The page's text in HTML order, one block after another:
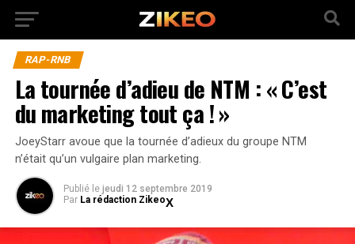
RAP-RNB
La tournée d’adieu de NTM : « C’est
du marketing tout ça ! »
JoeyStarr avoue que la tournée d’adieux du groupe NTM
n’était qu’un vulgaire plan marketing.
Publié le jeudi 12 septembre 2019
Par La rédaction Zikeo